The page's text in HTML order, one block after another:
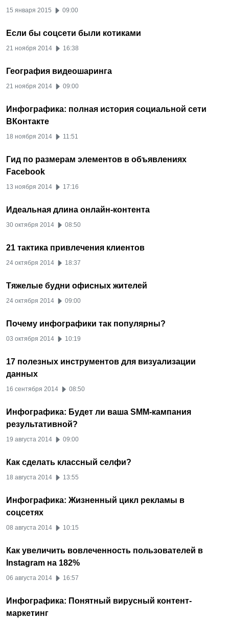
15 января 2015 09:00
Если бы соцсети были котиками
21 ноября 2014 16:38
География видеошаринга
21 ноября 2014 09:00
Инфографика: полная история социальной сети
ВКонтакте
18 ноября 2014 11:51
Гид по размерам элементов в объявлениях
Facebook
13 ноября 2014 17:16
Идеальная длина онлайн-контента
30 октября 2014 08:50
21 тактика привлечения клиентов
24 октября 2014 18:37
Тяжелые будни офисных жителей
24 октября 2014 09:00
Почему инфографики так популярны?
03 октября 2014 10:19
17 полезных инструментов для визуализации
данных
16 сентября 2014 08:50
Инфографика: Будет ли ваша SMM-кампания
результативной?
19 августа 2014 09:00
Как сделать классный селфи?
18 августа 2014 13:55
Инфографика: Жизненный цикл рекламы в
соцсетях
08 августа 2014 10:15
Как увеличить вовлеченность пользователей в
Instagram на 182%
06 августа 2014 16:57
Инфографика: Понятный вирусный контент-
маркетинг